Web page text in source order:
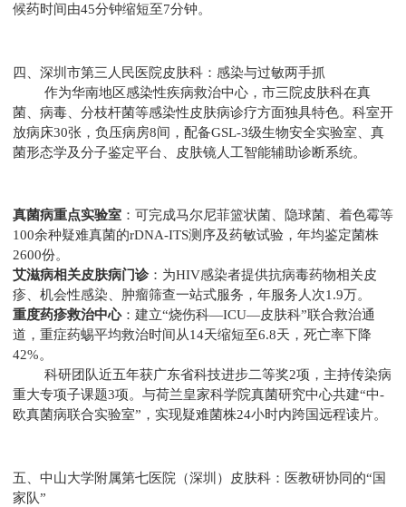
候药时间由45分钟缩短至7分钟。
四、深圳市第三人民医院皮肤科：感染与过敏两手抓
作为华南地区感染性疾病救治中心，市三院皮肤科在真
菌、病毒、分枝杆菌等感染性皮肤病诊疗方面独具特色。科室开
放病床30张，负压病房8间，配备GSL-3级生物安全实验室、真
菌形态学及分子鉴定平台、皮肤镜人工智能辅助诊断系统。
真菌病重点实验室 ：可完成马尔尼菲篮状菌、隐球菌、着色霉等
100余种疑难真菌的rDNA-ITS测序及药敏试验，年均鉴定菌株
2600份。
艾滋病相关皮肤病门诊：为HIV感染者提供抗病毒药物相关皮
疹、机会性感染、肿瘤筛查一站式服务，年服务人次1.9万。
重度药疹救治中心：建立“烧伤科—ICU—皮肤科”联合救治通
道，重症药蜴平均救治时间从14天缩短至6.8天，死亡率下降
42%。
科研团队近五年获广东省科技进步二等奖2项，主持传染病
重大专项子课题3项。与荷兰皇家科学院真菌研究中心共建“中-
欧真菌病联合实验室”，实现疑难菌株24小时内跨国远程读片。
五、中山大学附属第七医院（深圳）皮肤科：医教研协同的“国
家队”